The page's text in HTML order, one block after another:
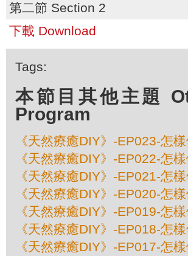
第二節 Section 2
下載 Download
Tags:
本節目其他主題
Program
《天然療癒DIY》-EP023-怎
《天然療癒DIY》-EP022-怎
《天然療癒DIY》-EP021-怎
《天然療癒DIY》-EP020-怎
《天然療癒DIY》-EP019-怎
《天然療癒DIY》-EP018-怎
《天然療癒DIY》-EP017-怎